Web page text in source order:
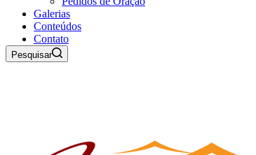
Galerias
Conteúdos
Contato
Pesquisar